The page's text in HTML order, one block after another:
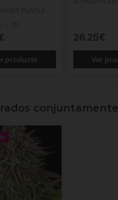
(1)
producto
26.25€
Ver